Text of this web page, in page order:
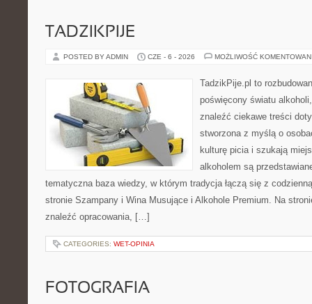
TADZIKPIJE
POSTED BY ADMIN CZE - 6 - 2026 MOŻLIWOŚĆ
TadzikPije.pl to
poświęcony światu
znaleźć ciekawe treści
stworzona z myślą o
kulturę picia i szukają
alkoholem są
tematyczna baza wiedzy, w którym tradycja łączą się z
stronie Szampany i Wina Musujące i Alkohole Premium. Na
znaleźć opracowania, […]
CATEGORIES: WET-OPINIA
FOTOGRAFIA